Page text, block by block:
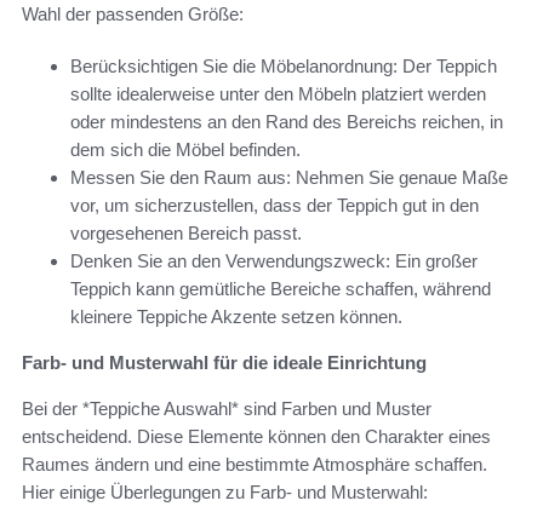
Wahl der passenden Größe:
Berücksichtigen Sie die Möbelanordnung: Der Teppich
sollte idealerweise unter den Möbeln platziert werden
oder mindestens an den Rand des Bereichs reichen, in
dem sich die Möbel befinden.
Messen Sie den Raum aus: Nehmen Sie genaue Maße
vor, um sicherzustellen, dass der Teppich gut in den
vorgesehenen Bereich passt.
Denken Sie an den Verwendungszweck: Ein großer
Teppich kann gemütliche Bereiche schaffen, während
kleinere Teppiche Akzente setzen können.
Farb- und Musterwahl für die ideale Einrichtung
Bei der *Teppiche Auswahl* sind Farben und Muster
entscheidend. Diese Elemente können den Charakter eines
Raumes ändern und eine bestimmte Atmosphäre schaffen.
Hier einige Überlegungen zu Farb- und Musterwahl: